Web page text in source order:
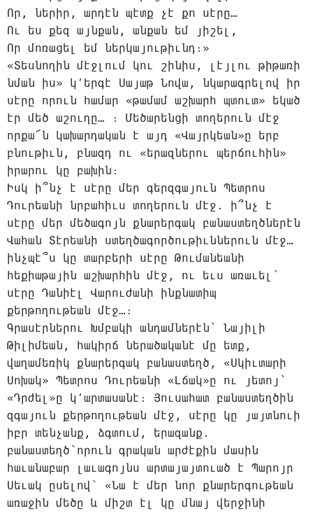
Որ, ներիր, արդէն պէտք չէ քո սէրը…
Ու ես քեզ այնքան, անքան եմ յիշել,
Որ մոռացել եմ ներկայութիւնդ։»
«Տեսնողին մէջլում կու շինիս, լէյլու թիթառի
նման իս» կ՚երգէ Սայաթ Նովա, նկարագրելով իր
սէրը որուն համար «թամամ աշխարհ պտուտ» եկած
էր մեծ աշուղը… ։ Մեծարենցի տողերուն մէջ
որքա՜ն կախարդական է այդ «Վայրկեան»ը երբ
բնութիւն, բնազդ ու «երազներու պերճուհին»
իրարու կը բախին։
Իսկ ի՞նչ է սէրը մեր գերզգայուն Պետրոս
Դուրեանի նրբահիւս տողերուն մէջ. ի՞նչ է
սէրը մեր մեծագոյն քնարերգակ բանաստեղծներէն
Վահան Տէրեանի ստեղծագործութիւններուն մէջ…
ինչպէ՞ս կը տարբերի սէրը Թումանեանի
հեքիաթային աշխարհին մէջ, ու եւս առաւել՝
սէրը Դանիէլ Վարուժանի ինքնատիպ
քերթողութեան մէջ…։
Գրասէրներու Խմբակի անդամներէն՝ Նայիլի
Թիլիմեան, հակիրճ ներածականէ մը ետք,
վաղամեռիկ քնարերգակ բանաստեղծ, «Սկիւտարի
Սոխակ» Պետրոս Դուրեանի «Լճակ»ը ու յետոյ՝
«Դրժել»ը կ՚արտասանէ։ Յուսահատ բանաստեղծին
զգայուն քերթողութեան մէջ, սէրը կը յայտնուի
իբր տենչանք, ձգտում, երազանք.
բանաստեղծ՝որուն գրական արժէքին մասին
հաւանաբար լաւագոյնս արտայայտուած է Պարոյր
Սեւակ ըսելով՝ «Նա է մեր նոր քնարերգութեան
առաջին մեծը և միշտ էլ կը մնայ վերջինի